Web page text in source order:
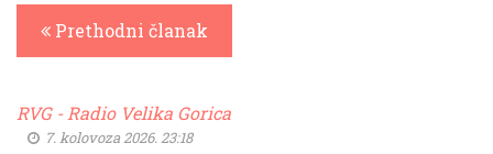
Prethodni članak
RVG - Radio Velika Gorica
7. kolovoza 2026. 23:18